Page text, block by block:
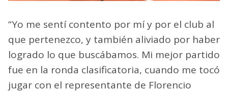
“Yo me sentí contento por mí y por el club al
que pertenezco, y también aliviado por haber
logrado lo que buscábamos. Mi mejor partido
fue en la ronda clasificatoria, cuando me tocó
jugar con el representante de Florencio